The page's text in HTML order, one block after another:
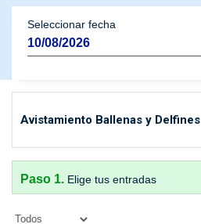
Seleccionar fecha
Avistamiento Ballenas y Delfines
Paso 1. Elige tus entradas